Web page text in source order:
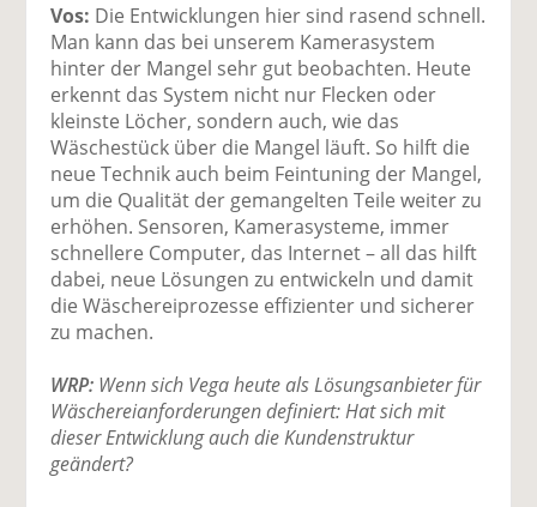
Vos: Die Entwicklungen hier sind rasend schnell.
Man kann das bei unserem Kamerasystem
hinter der Mangel sehr gut beobachten. Heute
erkennt das System nicht nur Flecken oder
kleinste Löcher, sondern auch, wie das
Wäschestück über die Mangel läuft. So hilft die
neue Technik auch beim Feintuning der Mangel,
um die Qualität der gemangelten Teile weiter zu
erhöhen. Sensoren, Kamerasysteme, immer
schnellere Computer, das Internet – all das hilft
dabei, neue Lösungen zu entwickeln und damit
die Wäschereiprozesse effizienter und sicherer
zu machen.
WRP: Wenn sich Vega heute als Lösungsanbieter für
Wäschereianforderungen definiert: Hat sich mit
dieser Entwicklung auch die Kundenstruktur
geändert?